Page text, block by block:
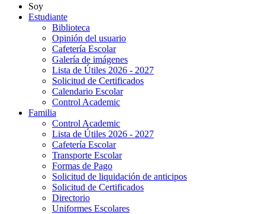
Soy
Estudiante
Biblioteca
Opinión del usuario
Cafetería Escolar
Galería de imágenes
Lista de Útiles 2026 - 2027
Solicitud de Certificados
Calendario Escolar
Control Academic
Familia
Control Academic
Lista de Útiles 2026 - 2027
Cafetería Escolar
Transporte Escolar
Formas de Pago
Solicitud de liquidación de anticipos
Solicitud de Certificados
Directorio
Uniformes Escolares